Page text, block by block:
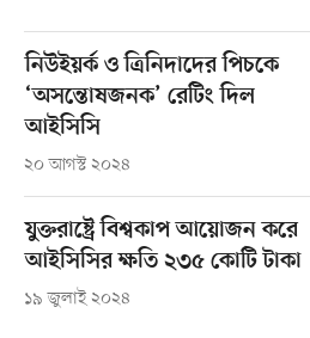
নিউইয়র্ক ও ত্রিনিদাদের পিচকে
‘অসন্তোষজনক’ রেটিং দিল
আইসিসি
২০ আগস্ট ২০২৪
যুক্তরাষ্ট্রে বিশ্বকাপ আয়োজন করে
আইসিসির ক্ষতি ২৩৫ কোটি টাকা
১৯ জুলাই ২০২৪